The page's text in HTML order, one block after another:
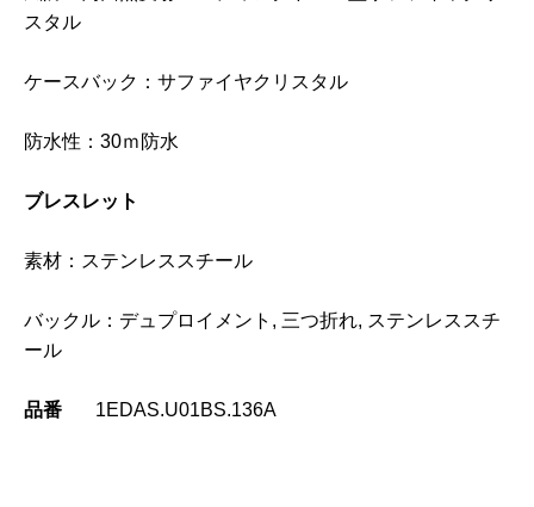
スタル
ケースバック：サファイヤクリスタル
防水性：30ｍ防水
ブレスレット
素材：ステンレススチール
バックル：デュプロイメント, 三つ折れ, ステンレススチ
ール
品番 1EDAS.U01BS.136A